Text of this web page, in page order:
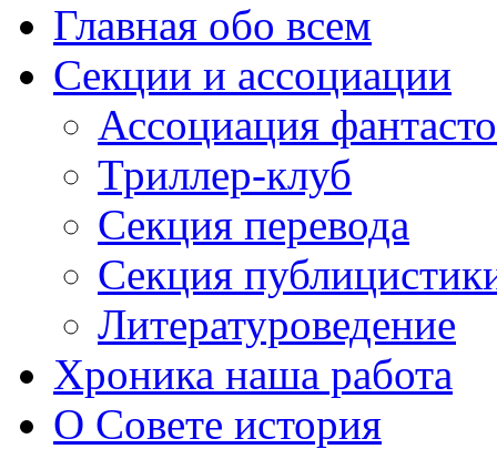
Главная обо всем
Секции и ассоциации
Ассоциация
Триллер-клуб
Секция перевода
Секция
Литературоведение
Хроника наша работа
О Совете история